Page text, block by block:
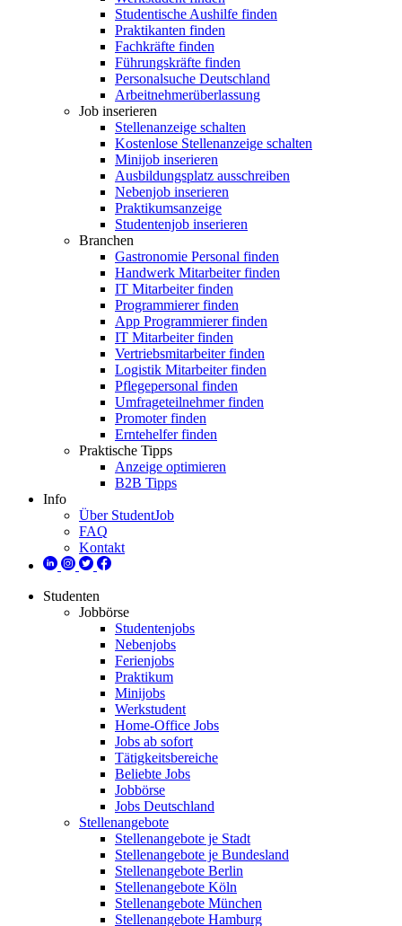
Studentische Aushilfe finden
Praktikanten finden
Fachkräfte finden
Führungskräfte finden
Personalsuche Deutschland
Arbeitnehmerüberlassung
Job inserieren
Stellenanzeige schalten
Kostenlose Stellenanzeige schalten
Minijob inserieren
Ausbildungsplatz ausschreiben
Nebenjob inserieren
Praktikumsanzeige
Studentenjob inserieren
Branchen
Gastronomie Personal finden
Handwerk Mitarbeiter finden
IT Mitarbeiter finden
Programmierer finden
App Programmierer finden
IT Mitarbeiter finden
Vertriebsmitarbeiter finden
Logistik Mitarbeiter finden
Pflegepersonal finden
Umfrageteilnehmer finden
Promoter finden
Erntehelfer finden
Praktische Tipps
Anzeige optimieren
B2B Tipps
Info
Über StudentJob
FAQ
Kontakt
Studenten
Jobbörse
Studentenjobs
Nebenjobs
Ferienjobs
Praktikum
Minijobs
Werkstudent
Home-Office Jobs
Jobs ab sofort
Tätigkeitsbereiche
Beliebte Jobs
Jobbörse
Jobs Deutschland
Stellenangebote
Stellenangebote je Stadt
Stellenangebote je Bundesland
Stellenangebote Berlin
Stellenangebote Köln
Stellenangebote München
Stellenangebote Hamburg